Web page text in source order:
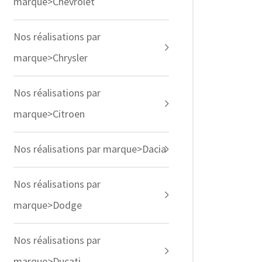
Nos réalisations par
marque>Chrysler
Nos réalisations par
marque>Citroen
Nos réalisations par marque>Dacia
Nos réalisations par
marque>Dodge
Nos réalisations par